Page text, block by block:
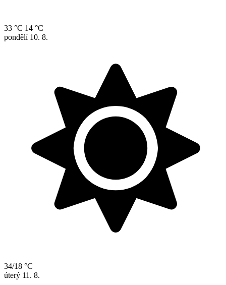
33 °C 14 °C
pondělí 10. 8.
34/18 °C
úterý 11. 8.